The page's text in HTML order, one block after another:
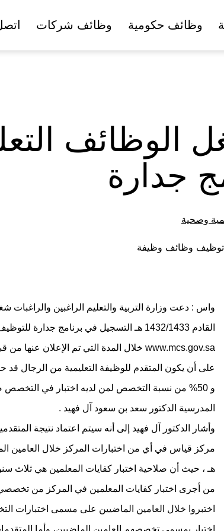
وظائف حكومية وظائف شركات
الوظائف
جدارة
مصنف
وصحية
توظيف وظائف وظيفة
واس : دعت وزارة التربية والتعليم الراغبين والراغبات
القادم 1432/1433 هـ التسجيل في برنامج جدارة
www.mcs.gov.sa خلال المدة التي تم الإعلان عنها من قبل وزارة الخدمة المدنية،
و 50% من نسبة التخصص لمن لديه اختبار في
المدرسية الدكتور سعد بن سعود آل فهيد .
وأشار الدكتور آل فهيد إلى أنه سيتم اعتماد نتيجة
هـ ، حيث أن صلاحية اختبار كفايات المعلمين هي ثلاث
من أجرى اختبار كفايات المعلمين في المركز من
اختبروا خلال العامين الماضيين على مسمى اختبارات